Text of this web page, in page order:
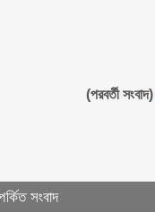
(পরবর্তী
সংবাদ